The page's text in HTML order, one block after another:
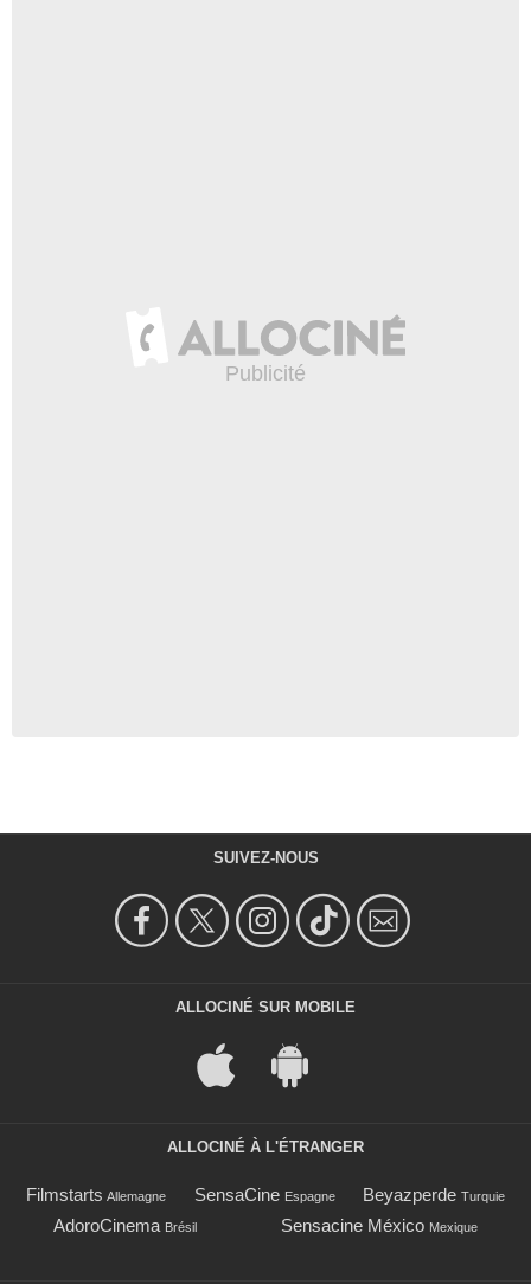
SUIVEZ-NOUS
ALLOCINÉ SUR MOBILE
ALLOCINÉ À L'ÉTRANGER
Filmstarts Allemagne SensaCine Espagne Beyazperde Turquie
AdoroCinema Brésil Sensacine México Mexique